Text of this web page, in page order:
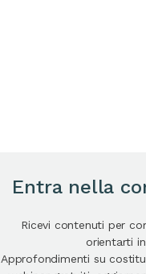
Entra nella
Ricevi contenuti per
orientarti
Approfondimenti su